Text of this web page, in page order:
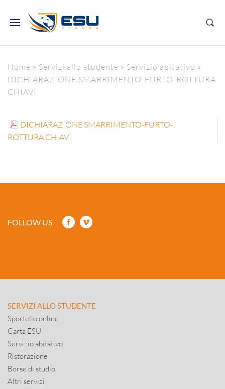
Home » Servizi allo studente » Servizio abitativo »
DICHIARAZIONE SMARRIMENTO-FURTO-ROTTURA
CHIAVI
DICHIARAZIONE SMARRIMENTO-FURTO-
ROTTURA CHIAVI
FOLLOW US
SERVIZI ALLO STUDENTE
Sportello online
Carta ESU
Servizio abitativo
Ristorazione
Borse di studio
Altri servizi